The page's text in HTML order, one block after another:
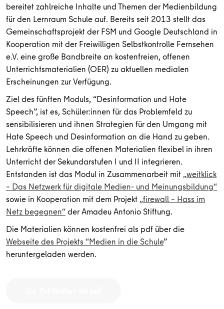
bereitet zahlreiche Inhalte und Themen der Medienbildung
für den Lernraum Schule auf. Bereits seit 2013 stellt das
Gemeinschaftsprojekt der FSM und Google Deutschland in
Kooperation mit der Freiwilligen Selbstkontrolle Fernsehen
e.V. eine große Bandbreite an kostenfreien, offenen
Unterrichtsmaterialien (OER) zu aktuellen medialen
Erscheinungen zur Verfügung.
Ziel des fünften Moduls, “Desinformation und Hate
Speech”, ist es, Schüler:innen für das Problemfeld zu
sensibilisieren und ihnen Strategien für den Umgang mit
Hate Speech und Desinformation an die Hand zu geben.
Lehrkräfte können die offenen Materialien flexibel in ihren
Unterricht der Sekundarstufen I und II integrieren.
Entstanden ist das Modul in Zusammenarbeit mit „weitklick
– Das Netzwerk für digitale Medien- und Meinungsbildung“
sowie in Kooperation mit dem Projekt „firewall – Hass im
Netz begegnen“der Amadeu Antonio Stiftung.
Die Materialien können kostenfrei als pdf über die
Webseite des Projekts “Medien in die Schule”
heruntergeladen werden.